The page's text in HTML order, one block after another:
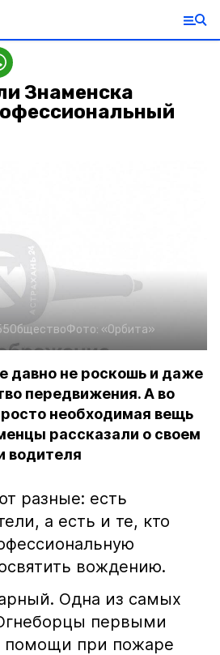
Знаменска
ОбществоФото: «Орбита»
давно не роскошь и даже
передвижения. А во
необходимая вещь
рассказали о своем
водителя
разные: есть
а есть и те, кто
вождению.
Одна из самых
первыми
помощи при пожаре